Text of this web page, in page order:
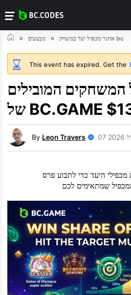
מבצעים אתגר מכפיל יעד במשחק bc
This event has expired. Get the
המובילים
By Leon Travers 2026
היעד כדי לתבוע פרס
שמתאימים לכם